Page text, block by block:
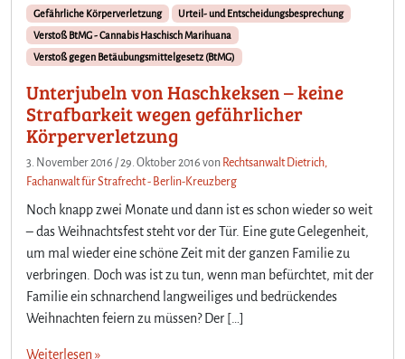
Gefährliche Körperverletzung
Urteil- und Entscheidungsbesprechung
Verstoß BtMG - Cannabis Haschisch Marihuana
Verstoß gegen Betäubungsmittelgesetz (BtMG)
Unterjubeln von Haschkeksen – keine
Strafbarkeit wegen gefährlicher
Körperverletzung
3. November 2016 /29. Oktober 2016 von Rechtsanwalt Dietrich,
Fachanwalt für Strafrecht - Berlin-Kreuzberg
Noch knapp zwei Monate und dann ist es schon wieder so weit
– das Weihnachtsfest steht vor der Tür. Eine gute Gelegenheit,
um mal wieder eine schöne Zeit mit der ganzen Familie zu
verbringen. Doch was ist zu tun, wenn man befürchtet, mit der
Familie ein schnarchend langweiliges und bedrückendes
Weihnachten feiern zu müssen? Der […]
Weiterlesen »